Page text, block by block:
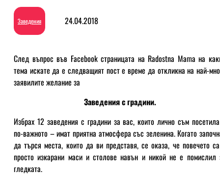
Заведения 24.04.2018
След въпрос във Facebook страницата на Radostna Mama на
тема искате да е следващият пост е време да откликна на най-
заявилите желание за
Заведения с градини.
Избрах 12 заведения с градини за вас, които лично съм
по-важното – имат приятна атмосфера със зеленина. Когато
да търся места, които да ви представя, се оказа, че повечето
просто изкарани маси и столове навън и никой не е помислил
гледката.